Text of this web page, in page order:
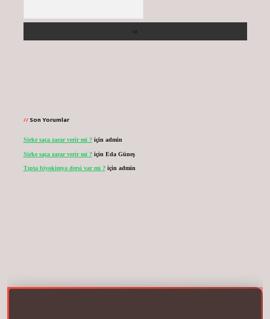
Son Yorumlar
Sirke saça zarar verir mi ?için admin
Sirke saça zarar verir mi ?için Eda Güneş
Tıpta biyokimya dersi var mı ?için admin